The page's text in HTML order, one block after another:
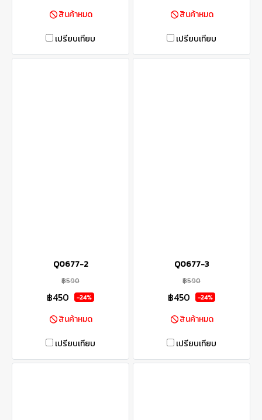
สินค้าหมด
เปรียบเทียบ
สินค้าหมด
เปรียบเทียบ
Q0677-2
฿590
฿450 -24%
สินค้าหมด
เปรียบเทียบ
Q0677-3
฿590
฿450 -24%
สินค้าหมด
เปรียบเทียบ